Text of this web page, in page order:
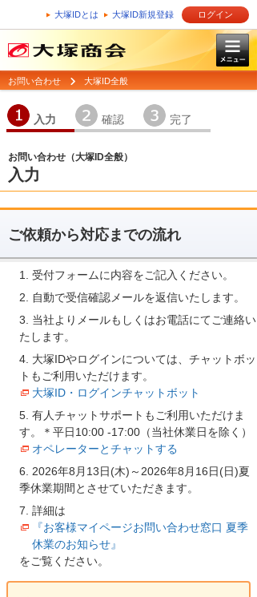
大塚IDとは 大塚ID新規登録 ログイン
お問い合わせ 大塚ID全般
入力
確認
完了
お問い合わせ（大塚ID全般）
入力
ご依頼から対応までの流れ
受付フォームに内容をご記入ください。
自動で受信確認メールを返信いたします。
当社よりメールもしくはお電話にてご連絡い
たします。
大塚IDやログインについては、チャットボッ
トもご利用いただけます。
大塚ID・ログインチャットボット
有人チャットサポートもご利用いただけま
す。＊平日10:00 -17:00（当社休業日を除く）
オペレーターとチャットする
2026年8月13日(木)～2026年8月16日(日)夏
季休業期間とさせていただきます。
詳細は
『お客様マイページお問い合わせ窓口 夏季
休業のお知らせ』
をご覧ください。